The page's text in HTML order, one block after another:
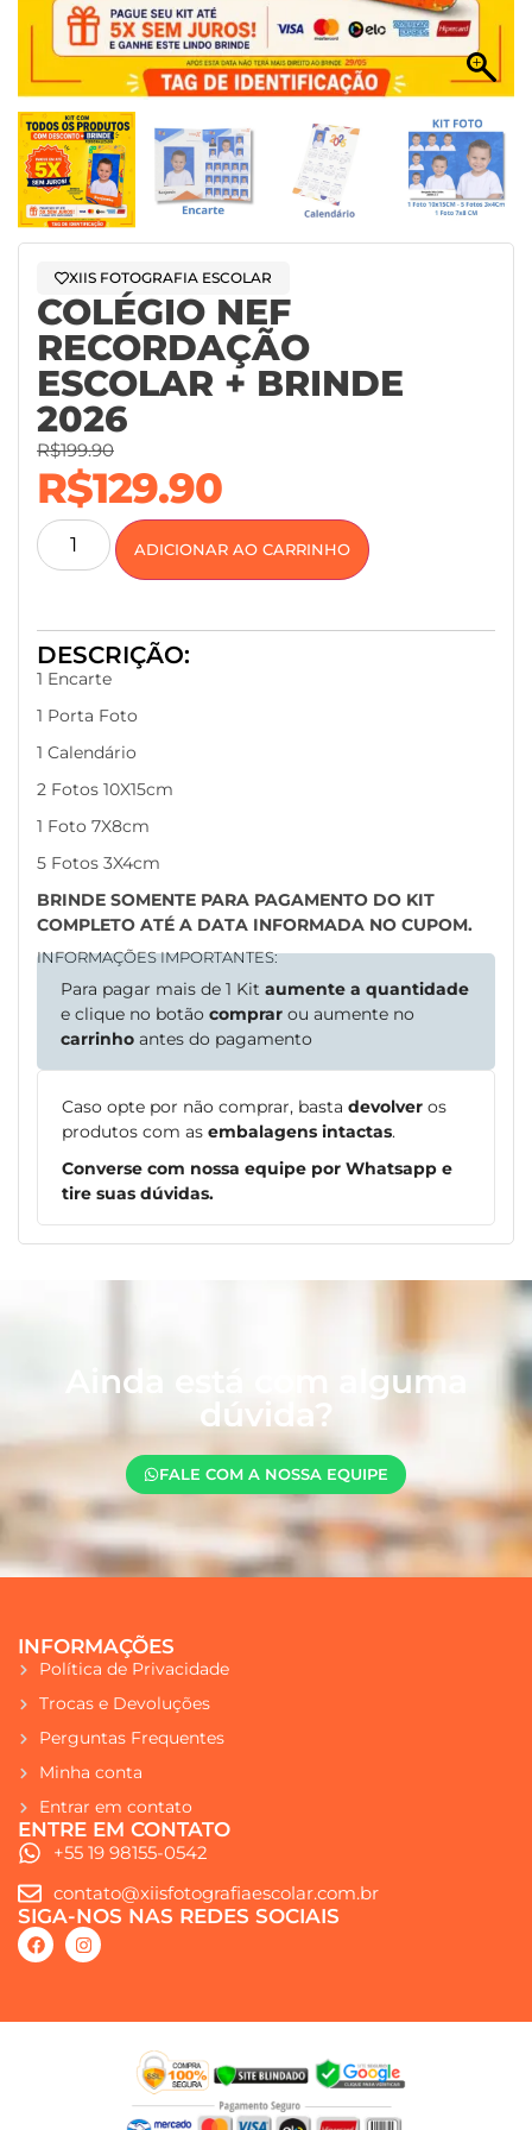
XIIS FOTOGRAFIA ESCOLAR
COLÉGIO NEF
RECORDAÇÃO
ESCOLAR + BRINDE
2026
R$199.90
R$129.90
ADICIONAR AO CARRINHO
DESCRIÇÃO:
1 Encarte
1 Porta Foto
1 Calendário
2 Fotos 10X15cm
1 Foto 7X8cm
5 Fotos 3X4cm
BRINDE SOMENTE PARA PAGAMENTO DO KIT
COMPLETO ATÉ A DATA INFORMADA NO CUPOM.
INFORMAÇÕES IMPORTANTES:
Para pagar mais de 1 Kit aumente a quantidade
e clique no botão comprar ou aumente no
carrinho antes do pagamento
Caso opte por não comprar, basta devolver os
produtos com as embalagens intactas.
Converse com nossa equipe por Whatsapp e
tire suas dúvidas.
Ainda está com alguma
dúvida?
FALE COM A NOSSA EQUIPE
INFORMAÇÕES
Política de Privacidade
Trocas e Devoluções
Perguntas Frequentes
Minha conta
Entrar em contato
ENTRE EM CONTATO
+55 19 98155-0542
contato@xiisfotografiaescolar.com.br
SIGA-NOS NAS REDES SOCIAIS